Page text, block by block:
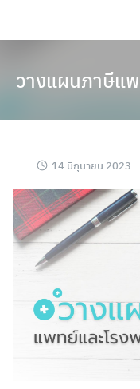
วางแผนภาษีแ
14 มิถุนายน 2023